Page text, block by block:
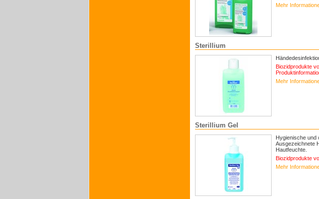
Mehr
Sterillium
Biozidprodukte
Mehr
Sterillium Gel
Hygienische und
Ausgezeichnete
Hautfeuchte.
Biozidprodukte
Mehr